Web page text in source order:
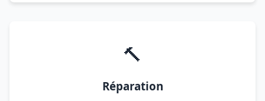
🔨
Réparation